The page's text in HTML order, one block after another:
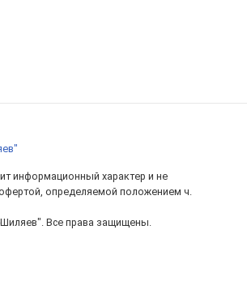
информационный характер и не
определяемой положением ч.
Все права защищены.